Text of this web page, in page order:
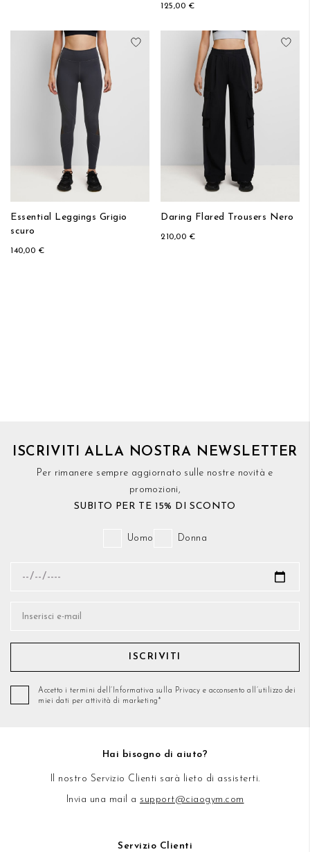
125,00 €
Aggiungi alla lista desideri
Essential Leggings Grigio
scuro
140,00 €
Daring Flared Trousers Nero
210,00 €
ISCRIVITI ALLA NOSTRA NEWSLETTER
Per rimanere sempre aggiornato sulle nostre novità e
promozioni,
SUBITO PER TE 15% DI SCONTO
Uomo Donna
ISCRIVITI
Accetto i termini dell’Informativa sulla Privacy e acconsento all’utilizzo dei
miei dati per attività di marketing*
Hai bisogno di aiuto?
Il nostro Servizio Clienti sarà lieto di assisterti.
Invia una mail a support@ciaogym.com
Servizio Clienti